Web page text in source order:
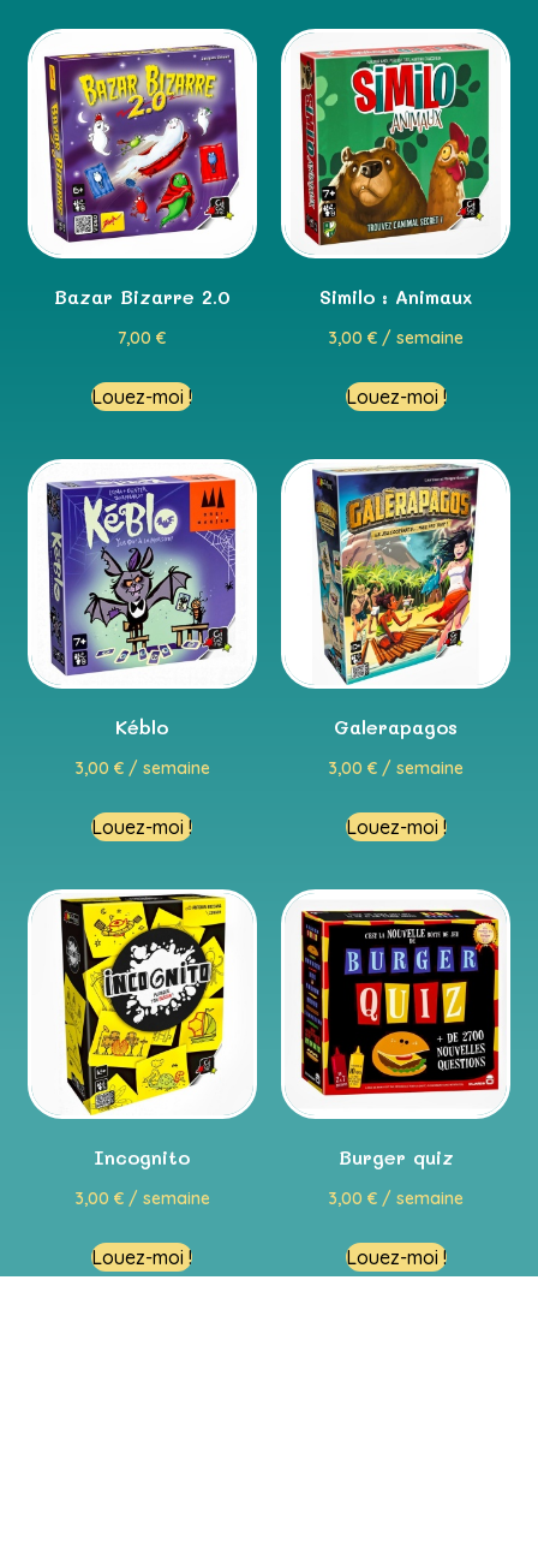
Bazar Bizarre 2.0
7,00€
Louez-moi !
Similo : Animaux
3,00€ / semaine
Louez-moi !
Kéblo
3,00 €/ semaine
Louez-moi !
Galerapagos
3,00€ / semaine
Louez-moi !
Incognito
3,00 €/ semaine
Louez-moi !
Burger quiz
3,00€ / semaine
Louez-moi !